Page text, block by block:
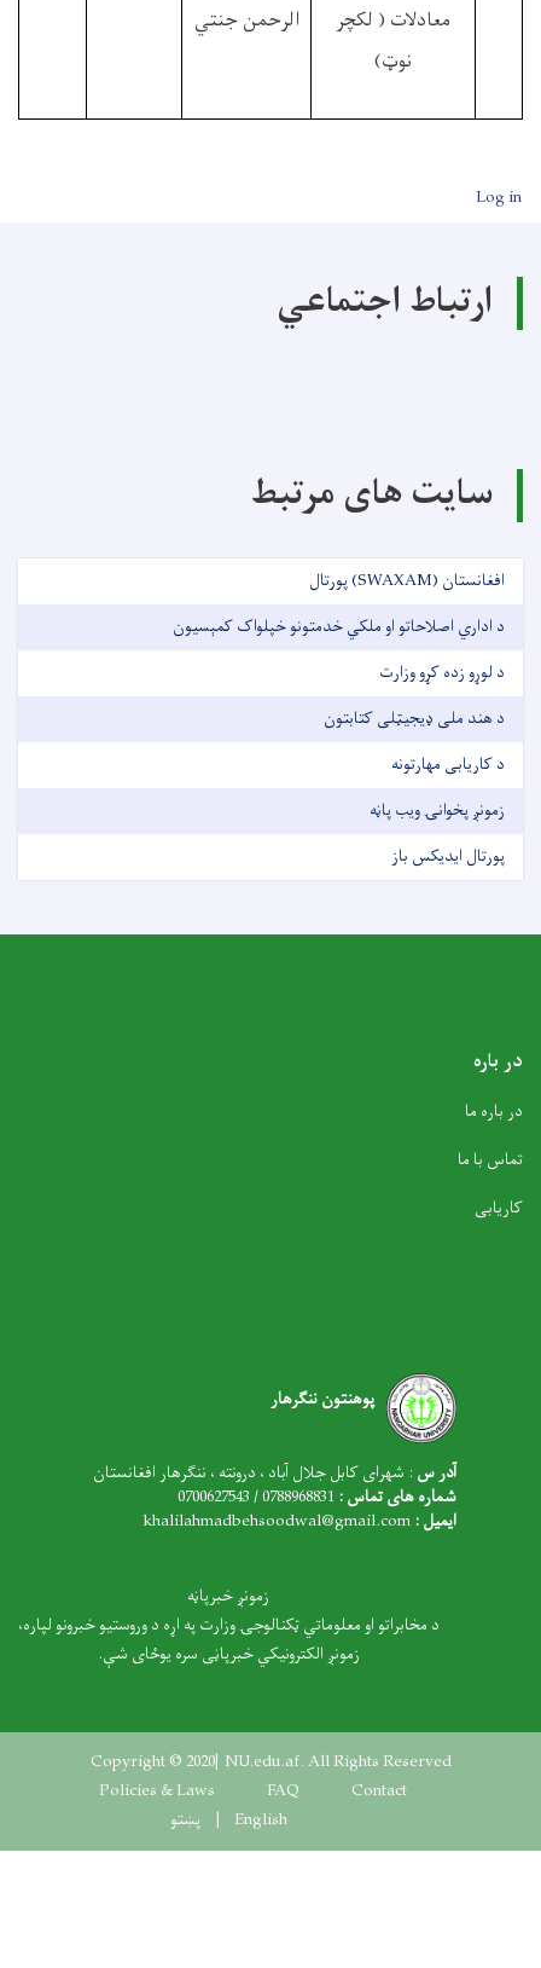
معادلات ( لکچر
نوټ)
الرحمن جنتي
User accountLog in
ارتباط اجتماعي
سایت های مرتبط
افغانستان (SWAXAM) پورتال
د اداري اصلاحاتو او ملکي خدمتونو خپلواک کمېسیون
د لوړو زده کړو وزارت
د هند ملی ډیجیټلی کتابتون
د کاریابی مهارتونه
زمونږ پخوانۍ ویب پاڼه
پورتال ایدیکس باز
در باره
در باره ما
تماس با ما
کاریابی
پوهنتون ننگرهار
آدر س: شهرای کابل جلال آباد ، درونته ، ننگرهار افغانستان
شماره های تماس :0788968831 / 0700627543
ایمیل :khalilahmadbehsoodwal@gmail.com
زمونږ خبرپاڼه
د مخابراتو او معلوماتي ټکنالوجۍ وزارت په اړه د وروستیو خبرونو لپاره،
زمونږ الکترونیکي خبرپاڼی سره یوځای شې.
Copyright © 2020| NU.edu.af. All Rights Reserved
Footer menu
Contact
FAQ
Policies & Laws
English
پښتو